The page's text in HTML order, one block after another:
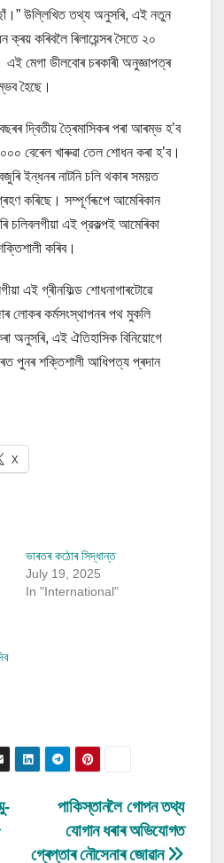
উল্লিখিত তথ্য অনুসৰি, এই নতুন
ক্ৰয় কৰিবলৈ ৰিলায়েন্সৰ সৈতে ২০
এই মেগা ডীলবোৰ চৰকাৰী অনুজ্ঞাপত্ৰ
হৈছে।
দ্বিতীয় ত্ৰৈমাসিকৰ পৰা আৰম্ভ হ’ব
বেৰেল খাৰুৱা তেল শোধন কৰা হ’ব।
ইন্ধনৰ নাটনি চলি থকাৰ সময়ত
কৰিছে। সম্পূৰ্ণৰূপে আমেৰিকান
এই প্রকল্পই আমেৰিকা
কৰিব।
এই গ্ৰীনফিল্ড শোধনাগাৰটোৱে
লোকৰ কৰ্মসংস্থাপনৰ পথ মুকলি
অনুসৰি, এই ঐতিহাসিক বিনিয়োগে
পুনৰ শক্তিশালী আধিপত্য প্ৰদান
X
ভাৰতৰ কঠোৰ সিদ্ধান্ত
July 19, 2025
In "International"
পাকিস্তানলৈ গোপন তথ্য
যোগান ধৰাৰ অভিযোগত
গ্ৰেপ্তাৰ নৌসেনাৰ জোৱান